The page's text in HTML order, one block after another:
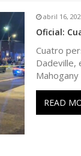
abril 16,
Oficial:
Cuatro
Dadeville,
READ